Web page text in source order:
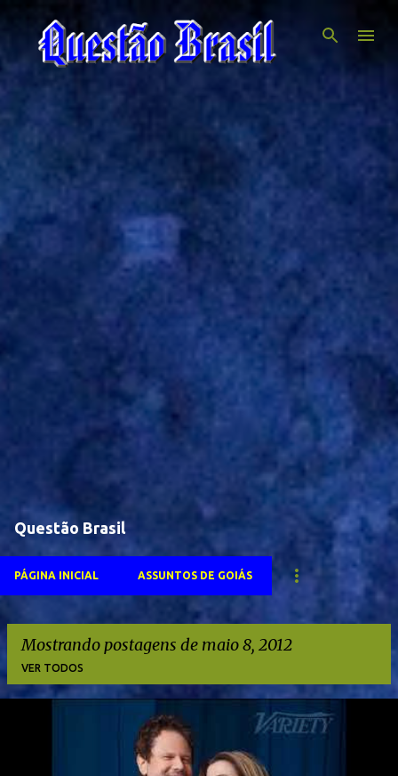
Pular para o conteúdo principal
Questão Brasil
PÁGINA INICIAL ASSUNTOS DE GOIÁS
Mostrando postagens de maio 8, 2012
VER TODOS